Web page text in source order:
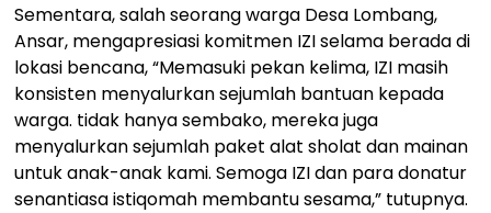
Sementara, salah seorang warga Desa Lombang,
Ansar, mengapresiasi komitmen IZI selama berada di
lokasi bencana, “Memasuki pekan kelima, IZI masih
konsisten menyalurkan sejumlah bantuan kepada
warga. tidak hanya sembako, mereka juga
menyalurkan sejumlah paket alat sholat dan mainan
untuk anak-anak kami. Semoga IZI dan para donatur
senantiasa istiqomah membantu sesama,” tutupnya.